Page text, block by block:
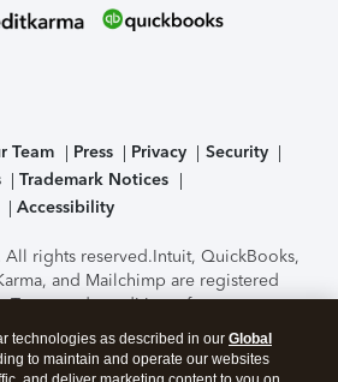
Team Press Privacy
Security
Trademark Notices
Accessibility
rights reserved.Intuit, QuickBooks,
and Mailchimp are registered
Terms and conditions, features,
options subject to change
Certification of the TurboTax Online
by C-Level Security.By
technologies as described in our Global
to maintain and operate our websites